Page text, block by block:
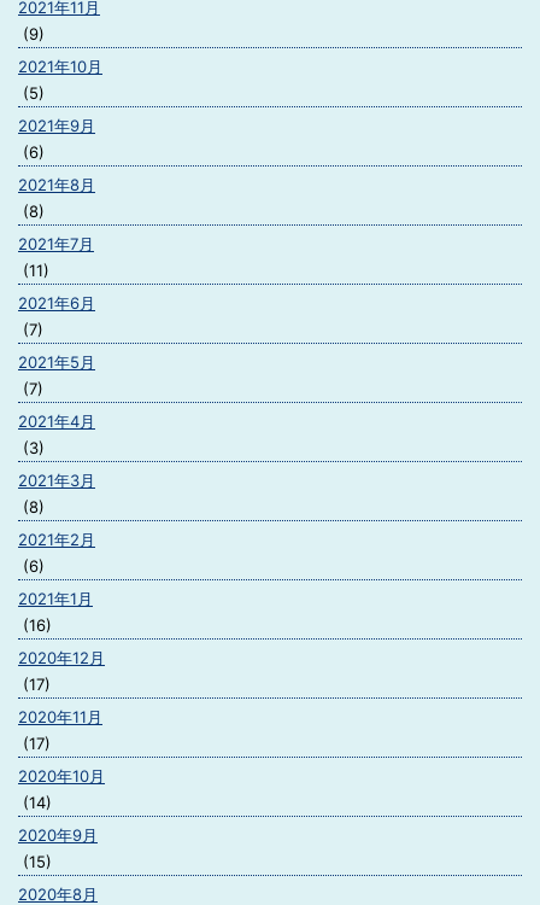
2021年11月
(9)
2021年10月
(5)
2021年9月
(6)
2021年8月
(8)
2021年7月
(11)
2021年6月
(7)
2021年5月
(7)
2021年4月
(3)
2021年3月
(8)
2021年2月
(6)
2021年1月
(16)
2020年12月
(17)
2020年11月
(17)
2020年10月
(14)
2020年9月
(15)
2020年8月